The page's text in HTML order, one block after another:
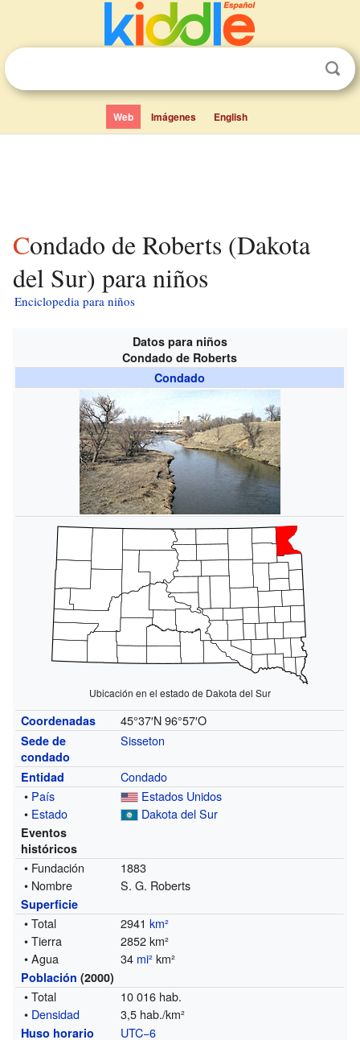
Web Imágenes English
Condado de Roberts (Dakota
del Sur) para niños
Enciclopedia para niños
Datos para niños
Condado de Roberts
Condado
Ubicación en el estado de Dakota del Sur
Coordenadas 45°37′N 96°57′O
Sede de
condado
Sisseton
Entidad
Condado
• País
Estados Unidos
• Estado Dakota del Sur
Eventos
históricos
• Fundación
1883
• Nombre
S. G. Roberts
Superficie
• Total 2941km²
• Tierra
2852 km²
• Agua
34 mi²km²
Población (2000)
• Total
10 016 hab.
• Densidad 3,5 hab./km²
Huso horario
UTC−6